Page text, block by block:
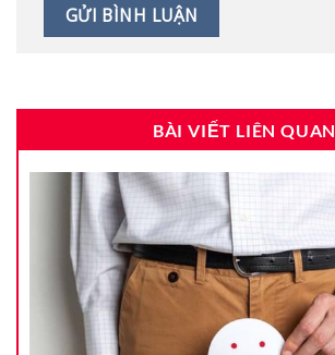
BÀI VIẾT LIÊN QUAN